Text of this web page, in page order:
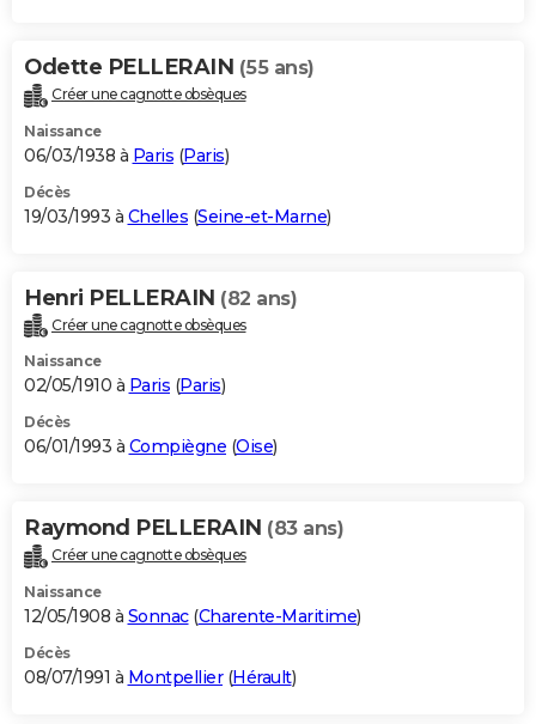
Odette PELLERAIN (55 ans)
Créer une cagnotte obsèques
Naissance
06/03/1938 à Paris (Paris)
Décès
19/03/1993 à Chelles (Seine-et-Marne)
Henri PELLERAIN (82 ans)
Créer une cagnotte obsèques
Naissance
02/05/1910 à Paris (Paris)
Décès
06/01/1993 à Compiègne (Oise)
Raymond PELLERAIN (83 ans)
Créer une cagnotte obsèques
Naissance
12/05/1908 à Sonnac(Charente-Maritime)
Décès
08/07/1991 à Montpellier(Hérault)